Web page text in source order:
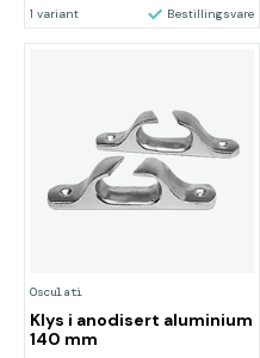
1 variant Bestillingsvare
Osculati
Klys i anodisert aluminium
140 mm